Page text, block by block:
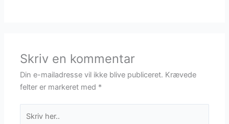
Skriv en kommentar
Din e-mailadresse vil ikke blive publiceret. Krævede
felter er markeret med *